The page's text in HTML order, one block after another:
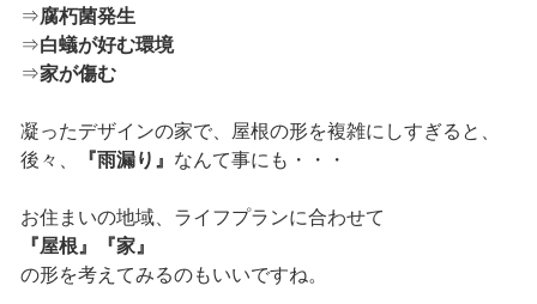
⇒腐朽菌発生
⇒白蟻が好む環境
⇒家が傷む
凝ったデザインの家で、屋根の形を複雑にしすぎると、
後々、
『雨漏り』 なんて事にも・・・
お住まいの地域、ライフプランに合わせて
『屋根』『家』
の形を考えてみるのもいいですね。